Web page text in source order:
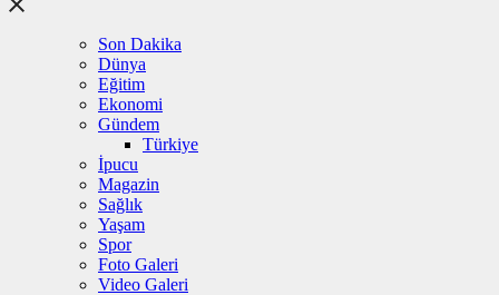
Son Dakika
Dünya
Eğitim
Ekonomi
Gündem
Türkiye
İpucu
Magazin
Sağlık
Yaşam
Spor
Foto Galeri
Video Galeri